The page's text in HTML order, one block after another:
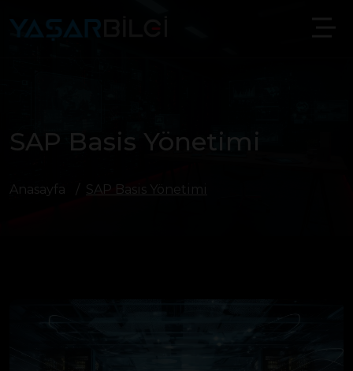
SAP Basis Yönetimi
Anasayfa SAP Basis Yönetimi